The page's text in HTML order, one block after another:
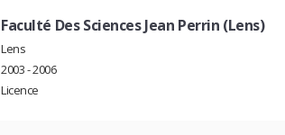
Faculté Des Sciences Jean Perrin (Lens)
Lens
2003 - 2006
Licence